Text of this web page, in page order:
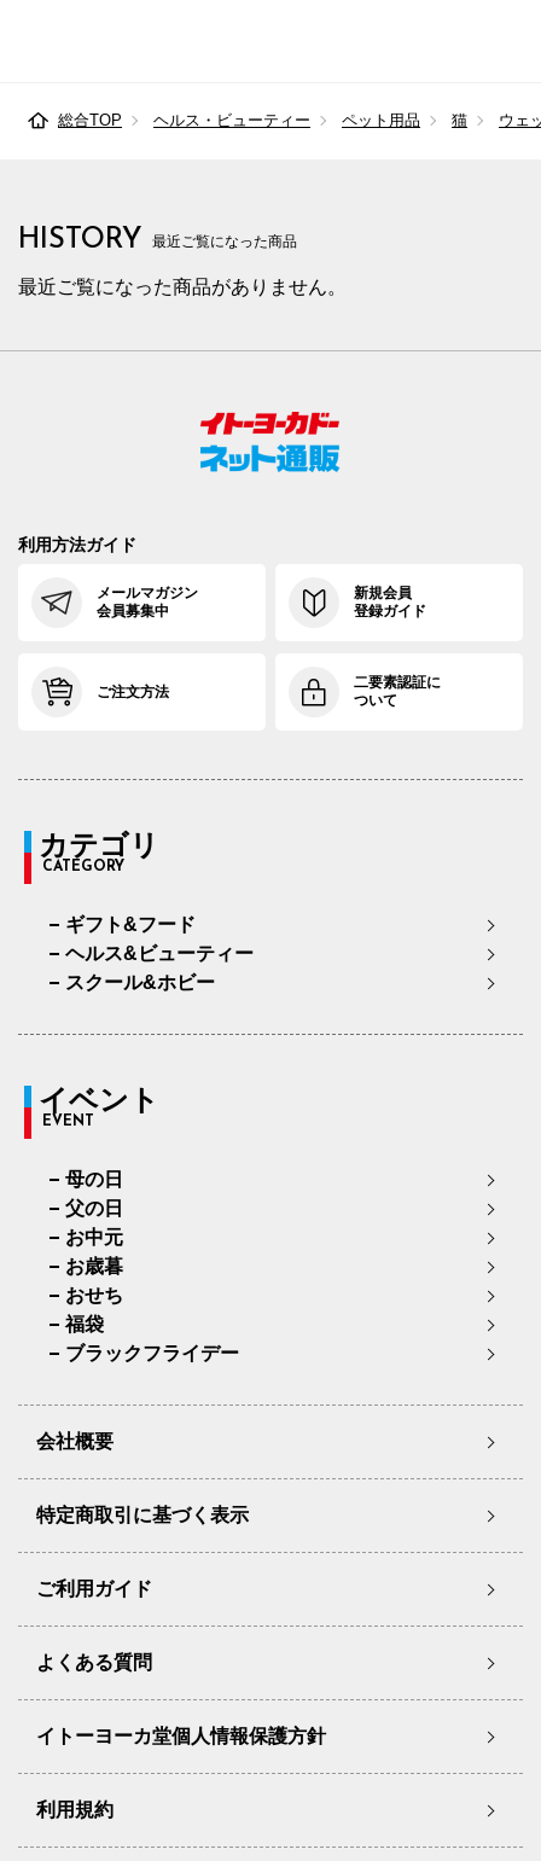
総合TOP ヘルス・ビューティー ペット用品 猫 ウェ
HISTORY 最近ご覧になった商品
最近ご覧になった商品がありません。
利用方法ガイド
メールマガジン
会員募集中
新規会員
登録ガイド
ご注文方法
二要素認証に
ついて
カテゴリ
CATEGORY
ギフト&フード
ヘルス&ビューティー
スクール&ホビー
イベント
EVENT
母の日
父の日
お中元
お歳暮
おせち
福袋
ブラックフライデー
会社概要
特定商取引に基づく表示
ご利用ガイド
よくある質問
イトーヨーカ堂個人情報保護方針
利用規約